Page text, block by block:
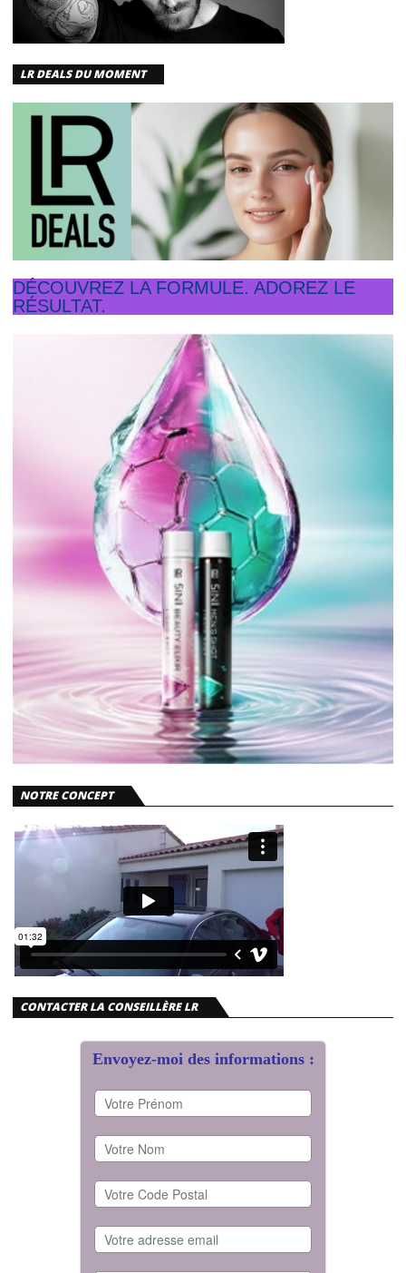
LR DEALS DU MOMENT
DÉCOUVREZ LA FORMULE. ADOREZ LE
RÉSULTAT.
NOTRE CONCEPT
CONTACTER LA CONSEILLÈRE LR
Envoyez-moi des informations :